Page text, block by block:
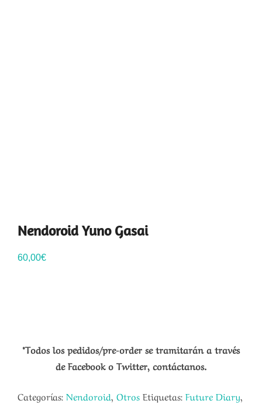
Nendoroid Yuno Gasai
60,00€
*Todos los pedidos/pre-order se tramitarán a través
de Facebook o Twitter, contáctanos.
Categorías: Nendoroid Otros Etiquetas: Future Diary